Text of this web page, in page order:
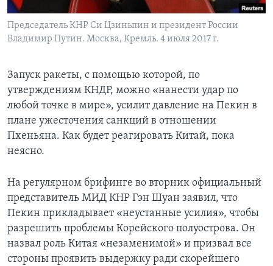
Председатель КНР Си Цзиньпин и президент России
Владимир Путин. Москва, Кремль. 4 июля 2017 г.
Запуск ракеты, с помощью которой, по
утверждениям КНДР, можно «нанести удар по
любой точке в мире», усилит давление на Пекин в
плане ужесточения санкций в отношении
Пхеньяна. Как будет реагировать Китай, пока
неясно.
На регулярном брифинге во вторник официальный
представитель МИД КНР Гэн Шуан заявил, что
Пекин прикладывает «неустанные усилия», чтобы
разрешить проблемы Корейского полуострова. Он
назвал роль Китая «незаменимой» и призвал все
стороны проявить выдержку ради скорейшего